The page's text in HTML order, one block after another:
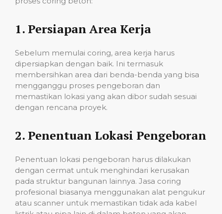
1. Persiapan Area Kerja
Sebelum memulai coring, area kerja harus
dipersiapkan dengan baik. Ini termasuk
membersihkan area dari benda-benda yang bisa
mengganggu proses pengeboran dan
memastikan lokasi yang akan dibor sudah sesuai
dengan rencana proyek.
2. Penentuan Lokasi Pengeboran
Penentuan lokasi pengeboran harus dilakukan
dengan cermat untuk menghindari kerusakan
pada struktur bangunan lainnya. Jasa coring
profesional biasanya menggunakan alat pengukur
atau scanner untuk memastikan tidak ada kabel